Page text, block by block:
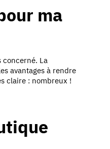
ma
concerné. La
avantages à rendre
claire : nombreux !